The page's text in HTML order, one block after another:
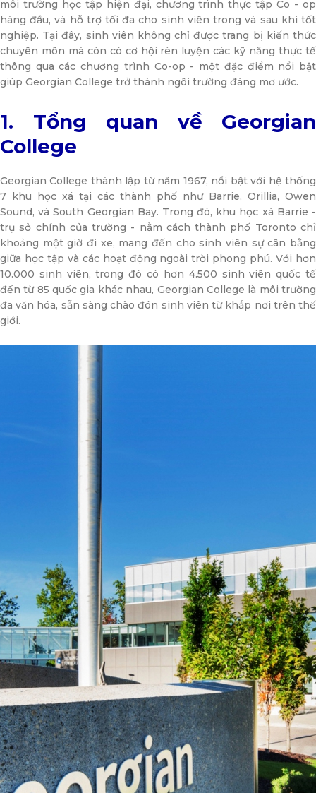
môi trường học tập hiện đại, chương trình thực tập Co - op
hàng đầu, và hỗ trợ tối đa cho sinh viên trong và sau khi tốt
nghiệp. Tại đây, sinh viên không chỉ được trang bị kiến thức
chuyên môn mà còn có cơ hội rèn luyện các kỹ năng thực tế
thông qua các chương trình Co-op - một đặc điểm nổi bật
giúp Georgian College trở thành ngôi trường đáng mơ ước.
1. Tổng quan về Georgian
College
Georgian College thành lập từ năm 1967, nổi bật với hệ thống
7 khu học xá tại các thành phố như Barrie, Orillia, Owen
Sound, và South Georgian Bay. Trong đó, khu học xá Barrie -
trụ sở chính của trường - nằm cách thành phố Toronto chỉ
khoảng một giờ đi xe, mang đến cho sinh viên sự cân bằng
giữa học tập và các hoạt động ngoài trời phong phú. Với hơn
10.000 sinh viên, trong đó có hơn 4.500 sinh viên quốc tế
đến từ 85 quốc gia khác nhau, Georgian College là môi trường
đa văn hóa, sẵn sàng chào đón sinh viên từ khắp nơi trên thế
giới.